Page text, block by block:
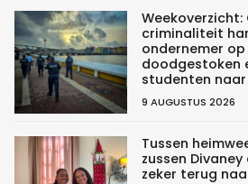
criminaliteit
ondernemer
doodgestoken
studenten
9 AUGUSTUS 2026
Tussen
zussen
zeker terug